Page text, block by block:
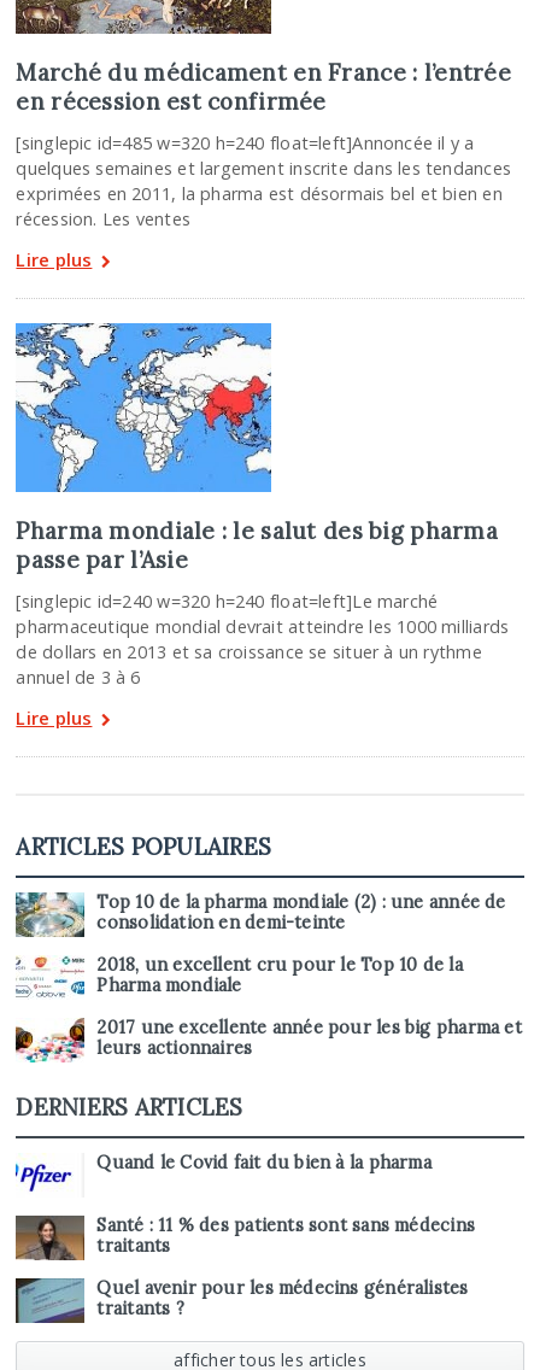
Marché du médicament en France : l’entrée
en récession est confirmée
[singlepic id=485 w=320 h=240 float=left]Annoncée il y a
quelques semaines et largement inscrite dans les tendances
exprimées en 2011, la pharma est désormais bel et bien en
récession. Les ventes
Lire plus
Pharma mondiale : le salut des big pharma
passe par l’Asie
[singlepic id=240 w=320 h=240 float=left]Le marché
pharmaceutique mondial devrait atteindre les 1000 milliards
de dollars en 2013 et sa croissance se situer à un rythme
annuel de 3 à 6
Lire plus
ARTICLES POPULAIRES
Top 10 de la pharma mondiale (2) : une année de
consolidation en demi-teinte
2018, un excellent cru pour le Top 10 de la
Pharma mondiale
2017 une excellente année pour les big pharma et
leurs actionnaires
DERNIERS ARTICLES
Quand le Covid fait du bien à la pharma
Santé : 11 % des patients sont sans médecins
traitants
Quel avenir pour les médecins généralistes
traitants ?
afficher tous les articles